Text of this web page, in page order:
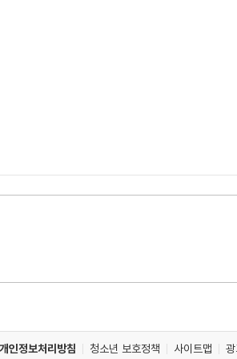
개인정보처리방침 청소년 보호정책 사이트맵 광